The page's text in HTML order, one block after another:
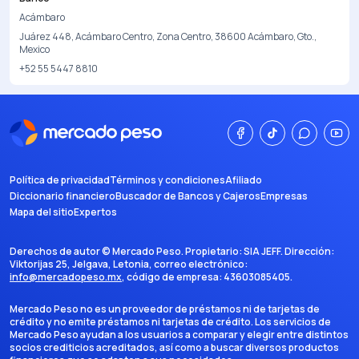
Acámbaro
Juárez 448, Acámbaro Centro, Zona Centro, 38600 Acámbaro, Gto.,
Mexico
+52 55 5447 8810
Política de privacidadTérminos y condicionesAfiliado
Diccionario financieroBuscador de Bancos y CajerosEmpresas
Mapa del sitioExpertos
Derechos de autor ©Mercado Peso. Propietario:SIA JEFF. Dirección:
Viktorijas 25, Jelgava, Letonia, correo electrónico:
info@mercadopeso.mx, código de empresa: 43603085405.
Mercado Peso no es un proveedor de préstamos ni de tarjetas de
crédito y no emite préstamos ni tarjetas de crédito. Los servicios de
Mercado Peso ayudan a los usuarios a comparar y elegir entre distintos
socios crediticios acreditados, así como a buscar diversos productos